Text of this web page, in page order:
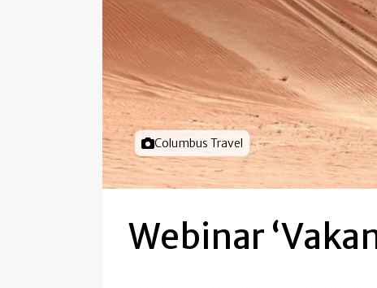
Foto door
Columbus Travel
Webinar